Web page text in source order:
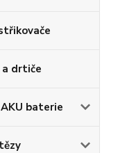
a drtiče
baterie